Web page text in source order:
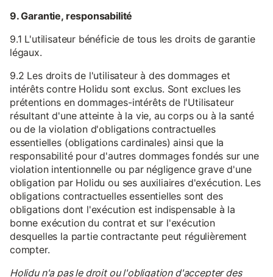
9. Garantie, responsabilité
9.1 L'utilisateur bénéficie de tous les droits de garantie
légaux.
9.2 Les droits de l'utilisateur à des dommages et
intérêts contre Holidu sont exclus. Sont exclues les
prétentions en dommages-intérêts de l'Utilisateur
résultant d'une atteinte à la vie, au corps ou à la santé
ou de la violation d'obligations contractuelles
essentielles (obligations cardinales) ainsi que la
responsabilité pour d'autres dommages fondés sur une
violation intentionnelle ou par négligence grave d'une
obligation par Holidu ou ses auxiliaires d'exécution. Les
obligations contractuelles essentielles sont des
obligations dont l'exécution est indispensable à la
bonne exécution du contrat et sur l'exécution
desquelles la partie contractante peut régulièrement
compter.
Holidu n'a pas le droit ou l'obligation d'accepter des